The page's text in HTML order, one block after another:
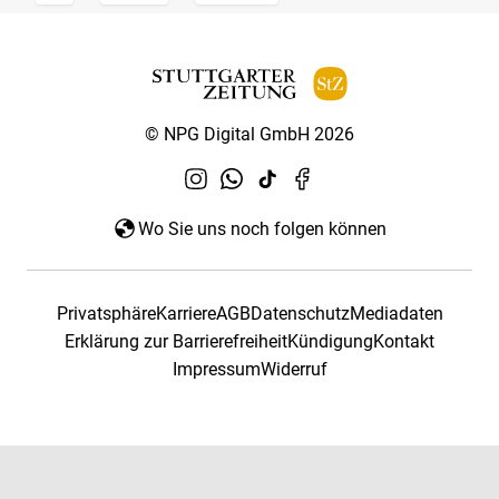
© NPG Digital GmbH 2026
Wo Sie uns noch folgen können
PrivatsphäreKarriereAGBDatenschutzMediadaten
Erklärung zur BarrierefreiheitKündigungKontakt
ImpressumWiderruf